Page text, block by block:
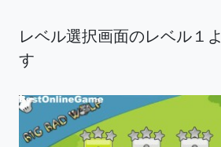
レベル選択画面のレベル１
す